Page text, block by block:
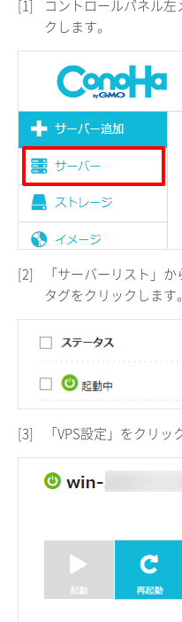
[1]
コントロールパネル
クします。
[2]
「サーバーリスト」
タグをクリックします。
[3] 「VPS設定」をクリッ